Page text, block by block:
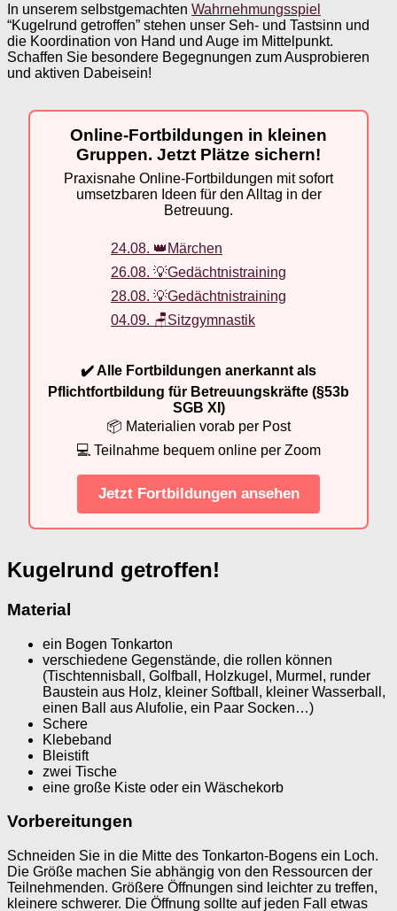
In unserem selbstgemachten Wahrnehmungsspiel
“Kugelrund getroffen” stehen unser Seh- und Tastsinn und
die Koordination von Hand und Auge im Mittelpunkt.
Schaffen Sie besondere Begegnungen zum Ausprobieren
und aktiven Dabeisein!
Online-Fortbildungen in kleinen
Gruppen. Jetzt Plätze sichern!
Praxisnahe Online-Fortbildungen mit sofort
umsetzbaren Ideen für den Alltag in der
Betreuung.
24.08. 👑Märchen
26.08. 💡Gedächtnistraining
28.08. 💡Gedächtnistraining
04.09. 🪑Sitzgymnastik
✔️ Alle Fortbildungen anerkannt als
Pflichtfortbildung für Betreuungskräfte (§53b
SGB XI)
📦 Materialien vorab per Post
💻 Teilnahme bequem online per Zoom
Jetzt Fortbildungen ansehen
Kugelrund getroffen!
Material
ein Bogen Tonkarton
verschiedene Gegenstände, die rollen können
(Tischtennisball, Golfball, Holzkugel, Murmel, runder
Baustein aus Holz, kleiner Softball, kleiner Wasserball,
einen Ball aus Alufolie, ein Paar Socken…)
Schere
Klebeband
Bleistift
zwei Tische
eine große Kiste oder ein Wäschekorb
Vorbereitungen
Schneiden Sie in die Mitte des Tonkarton-Bogens ein Loch.
Die Größe machen Sie abhängig von den Ressourcen der
Teilnehmenden. Größere Öffnungen sind leichter zu treffen,
kleinere schwerer. Die Öffnung sollte auf jeden Fall etwas